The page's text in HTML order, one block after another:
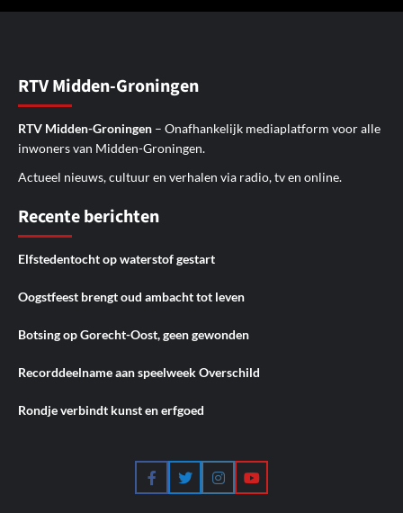
RTV Midden-Groningen
RTV Midden-Groningen – Onafhankelijk mediaplatform voor alle
inwoners van Midden-Groningen.
Actueel nieuws, cultuur en verhalen via radio, tv en online.
Recente berichten
Elfstedentocht op waterstof gestart
Oogstfeest brengt oud ambacht tot leven
Botsing op Gorecht-Oost, geen gewonden
Recorddeelname aan speelweek Overschild
Rondje verbindt kunst en erfgoed
FacebookTwitterInstagramYouTube